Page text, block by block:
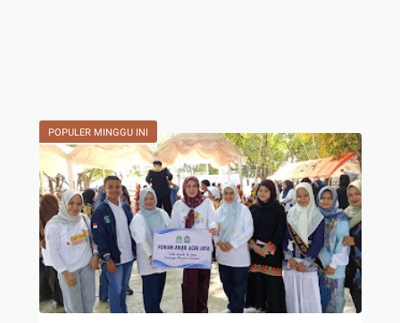
POPULER MINGGU INI